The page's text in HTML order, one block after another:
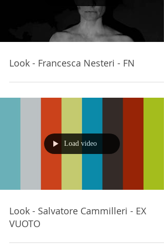
Look - Francesca Nesteri - FN
Load video
Look - Salvatore Cammilleri - EX
VUOTO